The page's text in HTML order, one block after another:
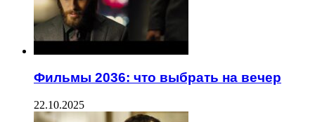
Фильмы 2036: что выбрать на вечер
22.10.2025